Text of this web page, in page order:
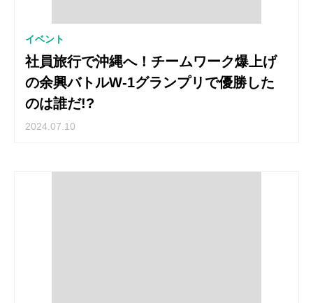
イベント
社員旅行で沖縄へ！チームワーク爆上げ
の余興バトルW-1グランプリで優勝した
のは誰だ!?
2024.07.10